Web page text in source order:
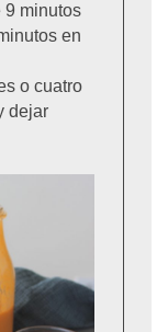
9 minutos
en
o cuatro
dejar